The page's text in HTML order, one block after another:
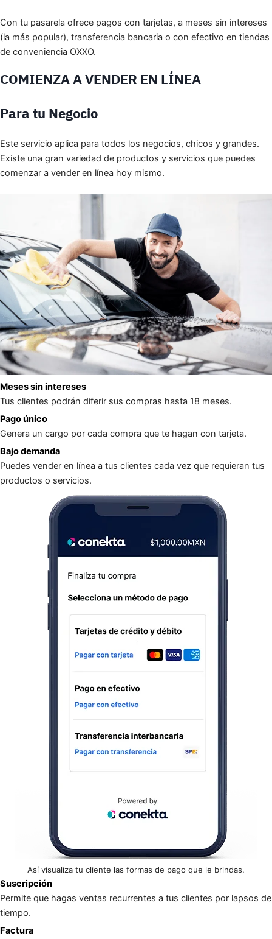
Con tu pasarela ofrece pagos con tarjetas, a meses sin intereses
(la más popular), transferencia bancaria o con efectivo en tiendas
de conveniencia OXXO.
COMIENZA A VENDER EN LÍNEA
Para tu Negocio
Este servicio aplica para todos los negocios, chicos y grandes.
Existe una gran variedad de productos y servicios que puedes
comenzar a vender en línea hoy mismo.
Meses sin intereses
Tus clientes podrán diferir sus compras hasta 18 meses.
Pago único
Genera un cargo por cada compra que te hagan con tarjeta.
Bajo demanda
Puedes vender en línea a tus clientes cada vez que requieran tus
productos o servicios.
Así visualiza tu cliente las formas de pago que le brindas.
Suscripción
Permite que hagas ventas recurrentes a tus clientes por lapsos de
tiempo.
Factura